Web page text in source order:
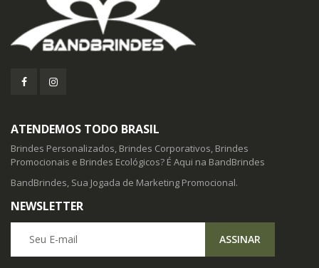
ATENDEMOS TODO BRASIL
Brindes Personalizados, Brindes Corporativos, Brindes
Promocionais e Brindes Ecológicos? É Aqui na BandBrindes
BandBrindes, Sua Jogada de Marketing Promocional.
NEWSLETTER
ASSINAR